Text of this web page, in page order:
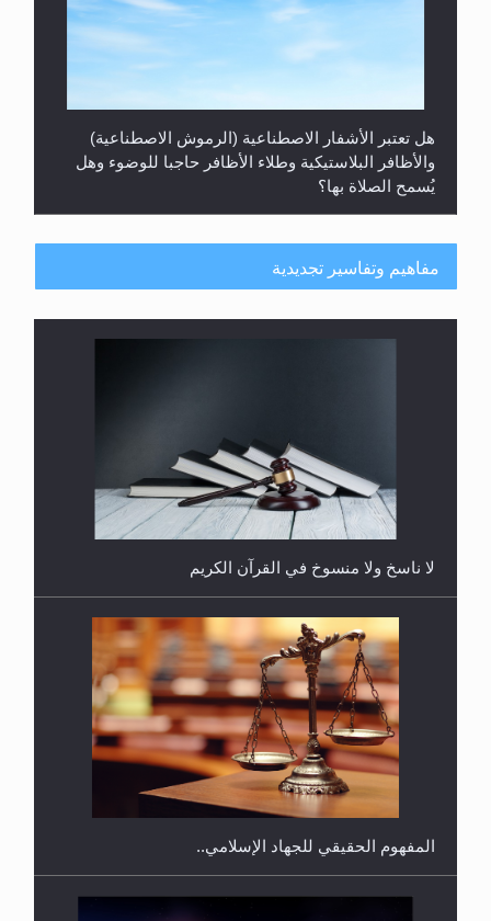
يُسمح الصلاة بها؟
هل يجوز فتح مشروع كوافير نسائي للمحجبات وغير
المحجبات؟
مفاهيم وتفاسير تجديدية
لا ناسخ ولا منسوخ في القرآن الكريم
المفهوم الحقيقي للجهاد الإسلامي..